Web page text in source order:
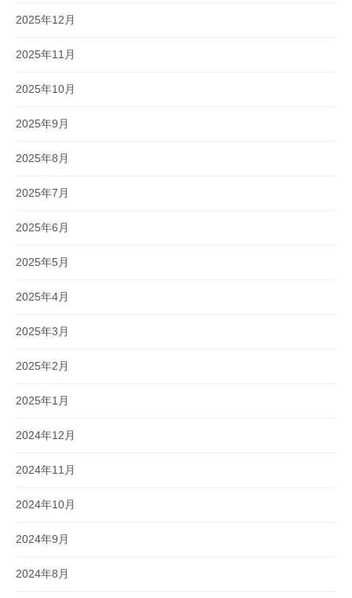
2025年12月
2025年11月
2025年10月
2025年9月
2025年8月
2025年7月
2025年6月
2025年5月
2025年4月
2025年3月
2025年2月
2025年1月
2024年12月
2024年11月
2024年10月
2024年9月
2024年8月